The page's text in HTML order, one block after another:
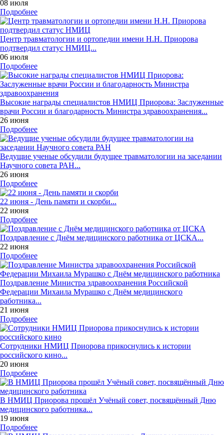
08 июля
Подробнее
Центр травматологии и ортопедии имени Н.Н. Приорова
подтвердил статус НМИЦ...
06 июля
Подробнее
Высокие награды специалистов НМИЦ Приорова: Заслуженные
врачи России и благодарность Министра здравоохранения...
26 июня
Подробнее
Ведущие ученые обсудили будущее травматологии на заседании
Научного совета РАН...
26 июня
Подробнее
22 июня - День памяти и скорби...
22 июня
Подробнее
Поздравление с Днём медицинского работника от ЦСКА...
22 июня
Подробнее
Поздравление Министра здравоохранения Российской
Федерации Михаила Мурашко с Днём медицинского
работника...
21 июня
Подробнее
Сотрудники НМИЦ Приорова прикоснулись к истории
российского кино...
20 июня
Подробнее
В НМИЦ Приорова прошёл Учёный совет, посвящённый Дню
медицинского работника...
19 июня
Подробнее